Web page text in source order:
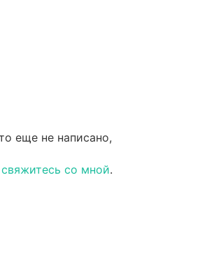
еще не написано,
свяжитесь со мной.